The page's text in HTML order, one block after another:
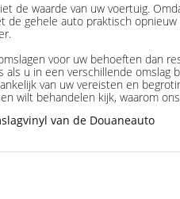
de waarde van uw voertuig.
de gehele auto praktisch
voor uw behoeften dan
u in een verschillende omslag
van uw vereisten en
wilt behandelen kijk, waarom
van de Douaneauto